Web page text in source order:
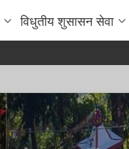
विधुतीय शुसासन सेवा